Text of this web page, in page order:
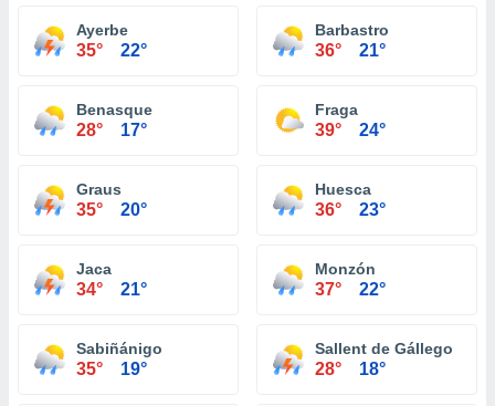
Ayerbe
35° 22°
Barbastro
36° 21°
Benasque
28° 17°
Fraga
39° 24°
Graus
35° 20°
Huesca
36° 23°
Jaca
34° 21°
Monzón
37° 22°
Sabiñánigo
35° 19°
Sallent de Gállego
28° 18°